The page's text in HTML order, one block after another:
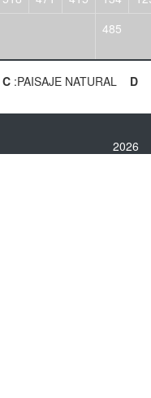
485
C :PAISAJE NATURAL D
2026